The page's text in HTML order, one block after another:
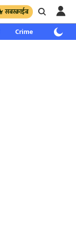
सबस्क्राईब
Crime साप्ताहिक